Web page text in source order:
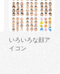
いろいろな顔ア
イコン